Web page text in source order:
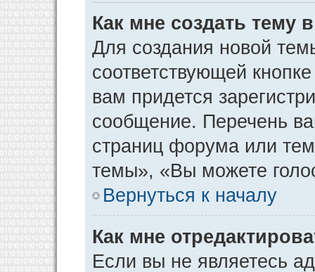
Как мне создать тему
Для создания новой
соответствующей
вам придется
сообщение. Перечень
страниц форума или
темы», «Вы можете
Вернуться к началу
Как мне
Если вы не являетесь